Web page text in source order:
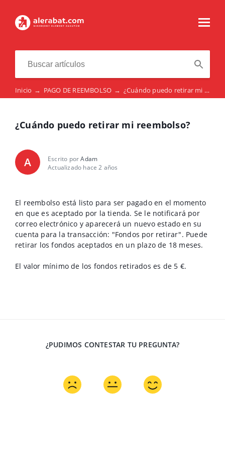
Inicio → PAGO DE REEMBOLSO → ¿Cuándo puedo retirar mi reembolso?
¿Cuándo puedo retirar mi reembolso?
A Escrito porAdam
Actualizado hace 2 años
El reembolso está listo para ser pagado en el momento
en que es aceptado por la tienda. Se le notificará por
correo electrónico y aparecerá un nuevo estado en su
cuenta para la transacción: "Fondos por retirar". Puede
retirar los fondos aceptados en un plazo de 18 meses.
El valor mínimo de los fondos retirados es de 5 €.
¿PUDIMOS CONTESTAR TU PREGUNTA?